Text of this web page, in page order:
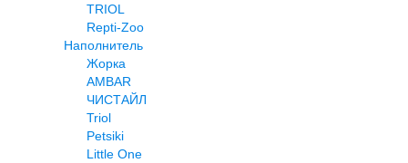
TRIOL
Repti-Zoo
Наполнитель
Жорка
AMBAR
ЧИСТАЙЛ
Triol
Petsiki
Little One